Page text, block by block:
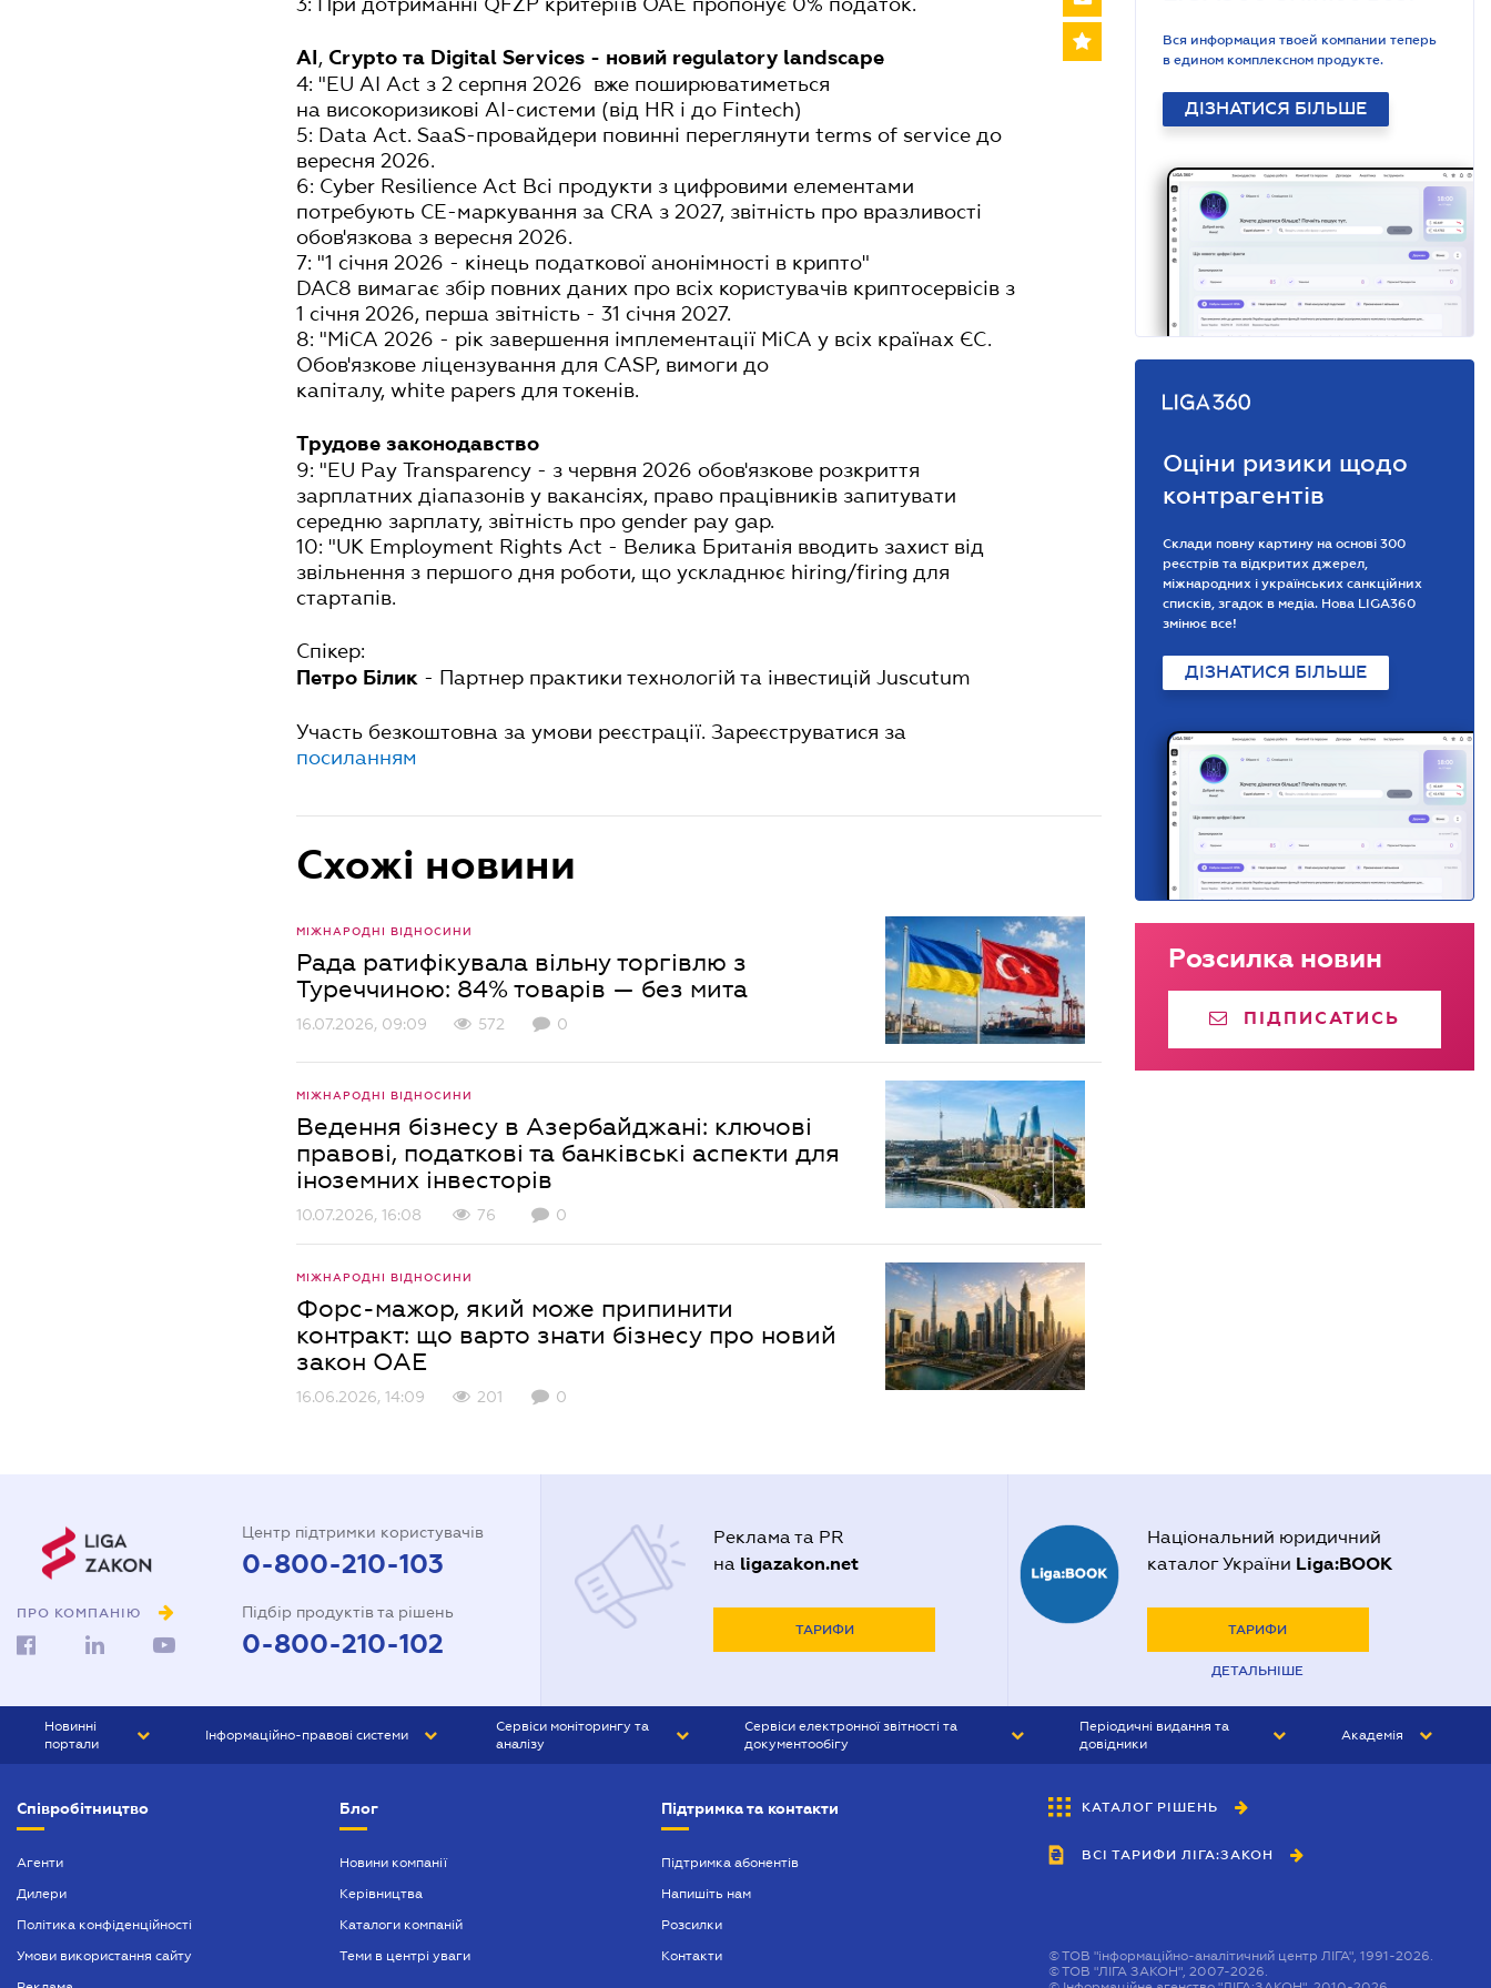
AI , Crypto та Digital Services - новий regulatory landscape
4: "EU AI Act з 2 серпня 2026 вже поширюватиметься
на високоризикові AI-системи (від HR і до Fintech)
5: Data Act. SaaS-провайдери повинні переглянути terms of service до
вересня 2026.
6: Cyber Resilience Act Всі продукти з цифровими елементами
потребують CE-маркування за CRA з 2027, звітність про вразливості
обов'язкова з вересня 2026.
7: "1 січня 2026 - кінець податкової анонімності в крипто"
DAC8 вимагає збір повних даних про всіх користувачів криптосервісів з
1 січня 2026, перша звітність - 31 січня 2027.
8: "MiCA 2026 - рік завершення імплементації MiCA у всіх країнах ЄС.
Обов'язкове ліцензування для CASP, вимоги до
капіталу, white papers для токенів.
Трудове законодавство
9: "EU Pay Transparency - з червня 2026 обов'язкове розкриття
зарплатних діапазонів у вакансіях, право працівників запитувати
середню зарплату, звітність про gender pay gap.
10: "UK Employment Rights Act - Велика Британія вводить захист від
звільнення з першого дня роботи, що ускладнює hiring/firing для
стартапів.
Спікер:
Петро Білик - Партнер практики технологій та інвестицій Juscutum
Участь безкоштовна за умови реєстрації. Зареєструватися за
посиланням
Схожі новини
МІЖНАРОДНІ ВІДНОСИНИ
Рада ратифікувала вільну торгівлю з
Туреччиною: 84% товарів — без мита
16.07.2026, 09:09 572 0
МІЖНАРОДНІ ВІДНОСИНИ
Ведення бізнесу в Азербайджані: ключові
правові, податкові та банківські аcпекти для
іноземних інвесторів
10.07.2026, 16:08 76 0
МІЖНАРОДНІ ВІДНОСИНИ
Форс-мажор, який може припинити
контракт: що варто знати бізнесу про новий
закон ОАЕ
16.06.2026, 14:09 201 0
Вся информация твоей компании теперь
в едином комплексном продукте.
ДІЗНАТИСЯ БІЛЬШЕ
Оціни ризики щодо
контрагентів
Склади повну картину на основі 300
реєстрів та відкритих джерел,
міжнародних і українських санкційних
списків, згадок в медіа. Нова LIGA360
змінює все!
ДІЗНАТИСЯ БІЛЬШЕ
Розсилка новин
ПІДПИСАТИСЬ
ПРО КОМПАНІЮ
Центр підтримки користувачів
0-800-210-103
Підбір продуктів та рішень
0-800-210-102
Реклама та PR
на ligazakon.net
ТАРИФИ
Національний юридичний
каталог України Liga:BOOK
ТАРИФИ
ДЕТАЛЬНІШЕ
Новинні
портали
БІЗНЕС
Інформаційно-правові системи
БУХГАЛТЕР ПРОФ
Сервіси моніторингу та
аналізу
Сервіси електронної звітності та
документообігу
Періодичні видання та
довідники
БУХГАЛТЕР&ЗАКОН
ВІСНИК МСФЗ
Академія
Співробітництво
Агенти
Дилери
Політика конфіденційності
Умови використання сайту
Блог
Новини компанії
Керівництва
Каталоги компаній
Теми в центрі уваги
Підтримка та контакти
Підтримка абонентів
Напишіть нам
Розсилки
Контакти
КАТАЛОГ РІШЕНЬ
ВСІ ТАРИФИ ЛІГА:ЗАКОН
©ТОВ "інформаційно-аналітичний центр ЛІГА", 1991-2026.
©ТОВ "ЛІГА ЗАКОН", 2007-2026.